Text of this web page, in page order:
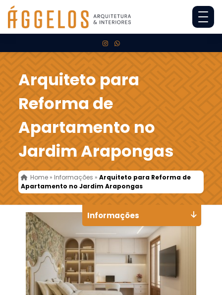
Arquiteto para
Reforma de
Apartamento no
Jardim Arapongas
Home » Informações »Arquiteto para Reforma de
Apartamento no Jardim Arapongas
Informações